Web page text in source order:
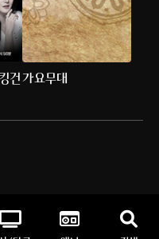
건가요무대